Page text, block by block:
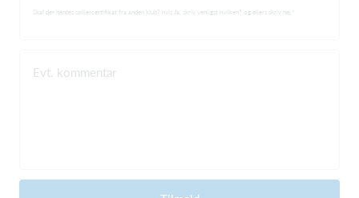
Skal der hentes spillercertifikat fra anden klub? hvis Ja, skriv venligst hvilken? og ellers skriv nej
Evt. kommentar